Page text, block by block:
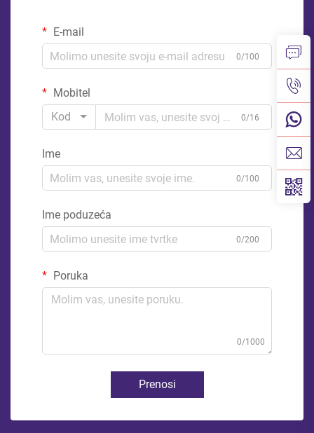
E-mail
0/100
Mobitel
Kod
0/16
Ime
0/100
Ime poduzeća
0/200
Poruka
0/1000
Prenosi